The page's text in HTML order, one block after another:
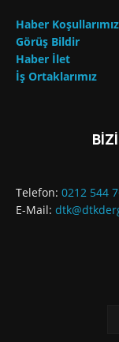
Haber Koşullarımız
Görüş Bildir
Haber İlet
İş Ortaklarımız
Telefon: 0212 544
E-Mail: